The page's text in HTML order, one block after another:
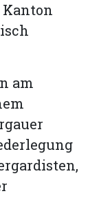
am